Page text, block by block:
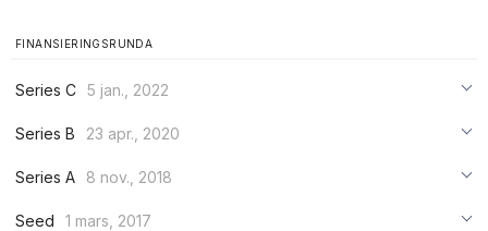
FINANSIERINGSRUNDA
Series C 5 jan., 2022
***
Series B
23 apr., 2020
***
Series A
8 nov., 2018
***
Seed
1 mars, 2017